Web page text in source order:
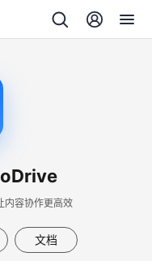
内容协作更高效
文档